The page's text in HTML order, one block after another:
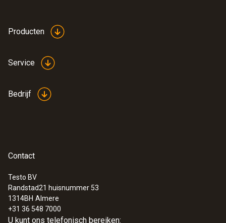
Producten
Service
Bedrijf
Contact
Testo BV
Randstad21 huisnummer 53
1314BH Almere
+31 36 548 7000
U kunt ons telefonisch bereiken: